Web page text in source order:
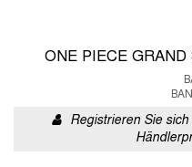
ONE PIECE
Registrieren Sie